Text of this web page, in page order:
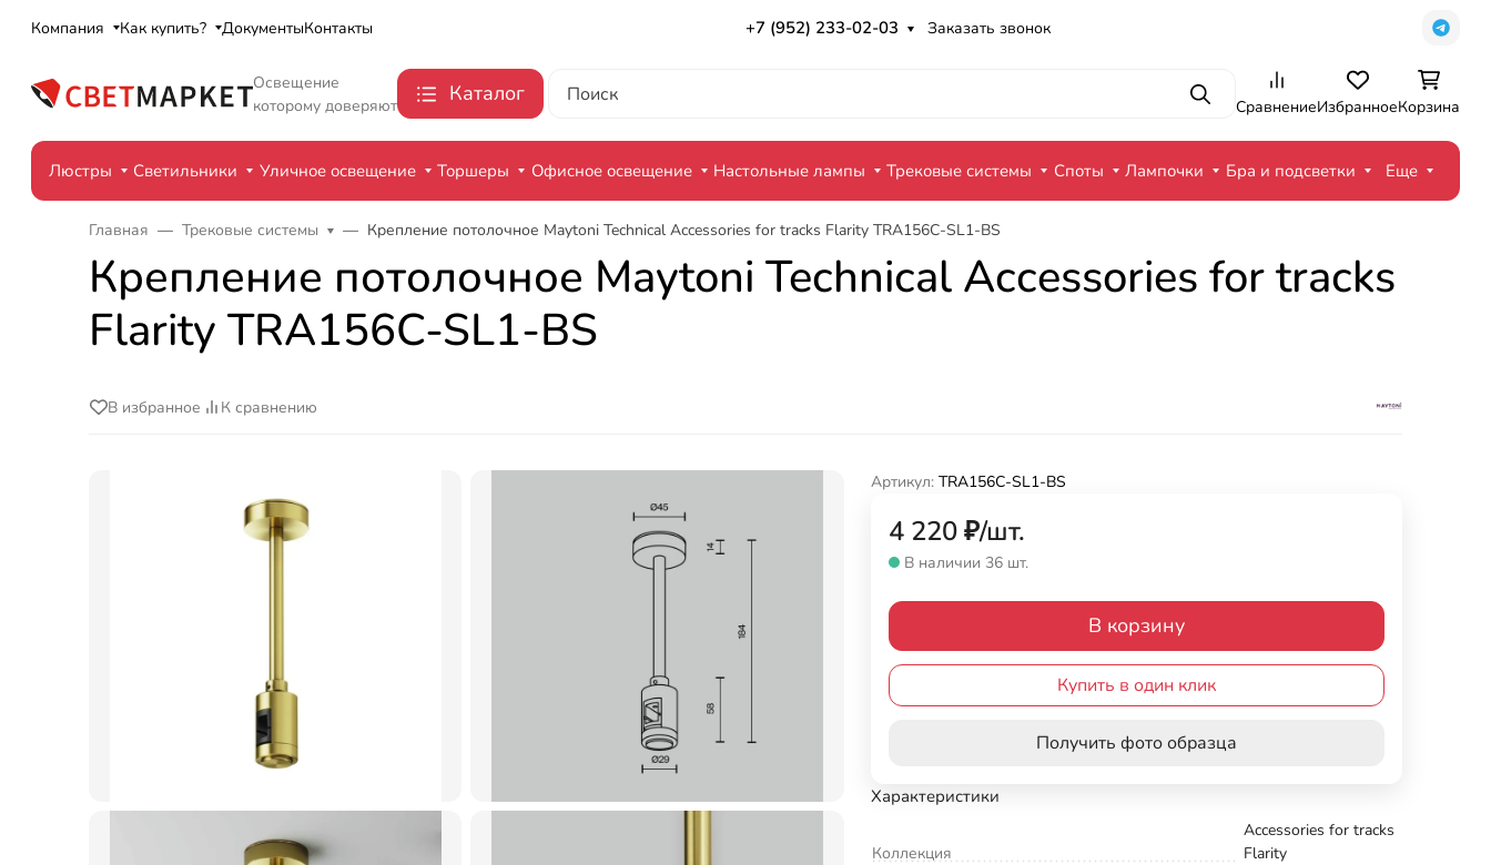
Компания Как купить? ДокументыКонтакты +7 (952) 233-02-03 Заказать звонок
Освещение
которому доверяют
Каталог ПоискСравнениеИзбранноеКорзина
Люстры Светильники Уличное освещение Торшеры Офисное освещение Настольные лампы Трековые системы Споты Лампочки Бра и подсветки Еще
Главная Трековые системы Крепление потолочное Maytoni Technical Accessories for tracks Flarity TRA156C-SL1-BS
Крепление потолочное Maytoni Technical Accessories for tracks
Flarity TRA156C-SL1-BS
В избранное К сравнению
Артикул: TRA156C-SL1-BS
4 220₽/шт.
В наличии 36 шт.
В корзину
Купить в один клик
Получить фото образца
Характеристики
Коллекция
Accessories for tracks
Flarity